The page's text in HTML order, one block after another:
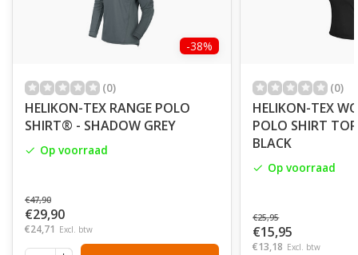
-38%
(0)
HELIKON-TEX RANGE POLO
SHIRT® - SHADOW GREY
Op voorraad
€47,90
€29,90
€24,71 Excl. btw
(0)
HELIKON-TEX
POLO SHIRT
BLACK
Op voorraad
€25,95
€15,95
€13,18 Excl. btw